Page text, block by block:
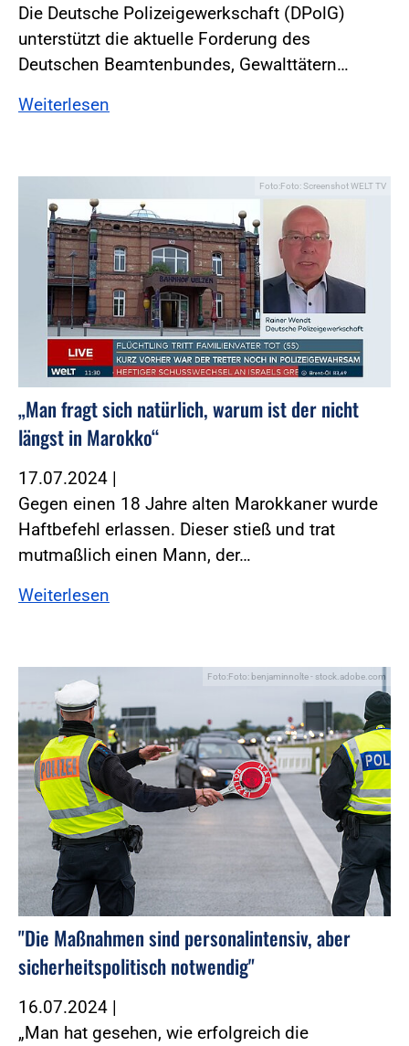
Die Deutsche Polizeigewerkschaft (DPolG)
unterstützt die aktuelle Forderung des
Deutschen Beamtenbundes, Gewalttätern…
Weiterlesen
Foto:Foto: Screenshot WELT TV
„Man fragt sich natürlich, warum ist der nicht
längst in Marokko“
17.07.2024 |
Gegen einen 18 Jahre alten Marokkaner wurde
Haftbefehl erlassen. Dieser stieß und trat
mutmaßlich einen Mann, der…
Weiterlesen
Foto:Foto: benjaminnolte - stock.adobe.com
"Die Maßnahmen sind personalintensiv, aber
sicherheitspolitisch notwendig"
16.07.2024 |
„Man hat gesehen, wie erfolgreich die